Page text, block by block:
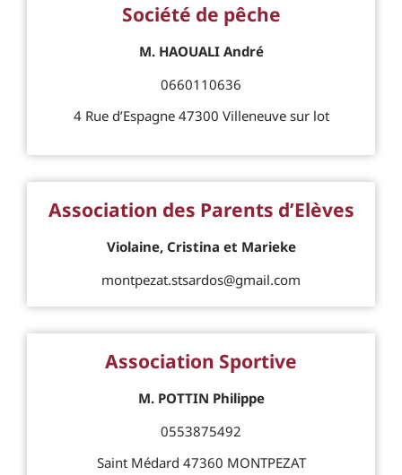
Société de pêche
M. HAOUALI André
0660110636
4 Rue d’Espagne 47300 Villeneuve sur lot
Association des Parents d’Elèves
Violaine, Cristina et Marieke
montpezat.stsardos@gmail.com
Association Sportive
M. POTTIN Philippe
0553875492
Saint Médard 47360 MONTPEZAT